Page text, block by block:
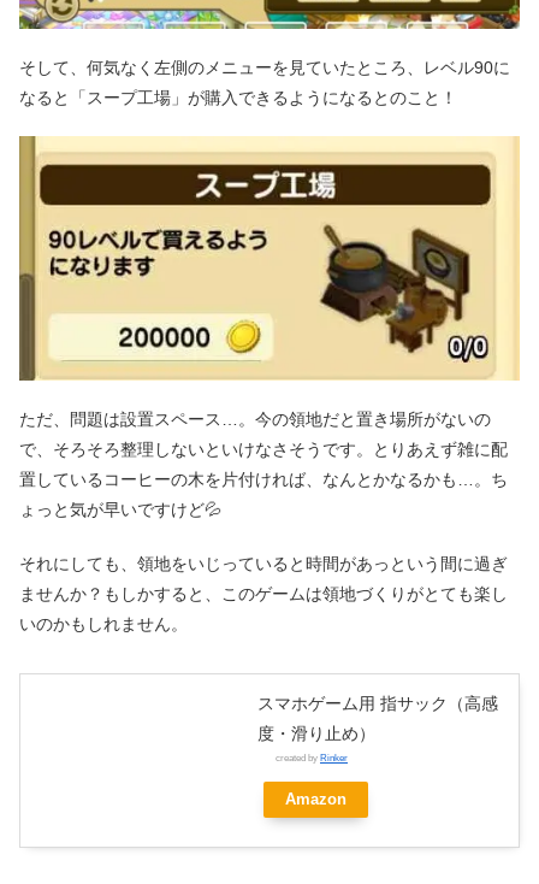
そして、何気なく左側のメニューを見ていたところ、レベル90に
なると「スープ工場」が購入できるようになるとのこと！
ただ、問題は設置スペース…。今の領地だと置き場所がないの
で、そろそろ整理しないといけなさそうです。とりあえず雑に配
置しているコーヒーの木を片付ければ、なんとかなるかも…。ち
ょっと気が早いですけど💦
それにしても、領地をいじっていると時間があっという間に過ぎ
ませんか？もしかすると、このゲームは領地づくりがとても楽し
いのかもしれません。
スマホゲーム用 指サック（高感
度・滑り止め）
created by Rinker
Amazon